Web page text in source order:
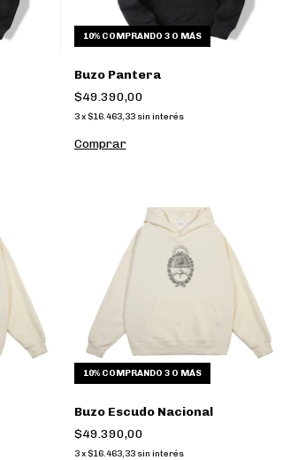
10% COMPRANDO 3 O MÁS
Buzo Pantera
$49.390,00
3 x $16.463,33 sin interés
Comprar
10% COMPRANDO 3 O MÁS
Buzo Escudo Nacional
$49.390,00
3 x $16.463,33 sin interés